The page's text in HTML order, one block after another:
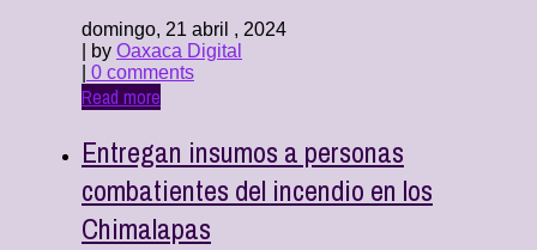
domingo, 21 abril , 2024
| by Oaxaca Digital
0 comments
Read more
Entregan insumos a personas
combatientes del incendio en los
Chimalapas